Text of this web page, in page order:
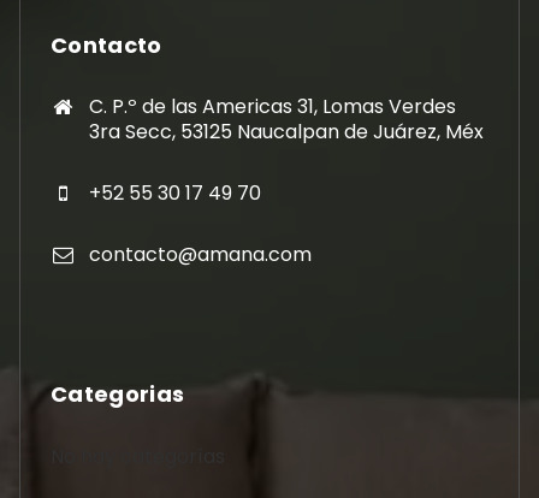
Contacto
C. P.º de las Americas 31, Lomas Verdes
3ra Secc, 53125 Naucalpan de Juárez, Méx
+52 55 30 17 49 70
contacto@amana.com
Categorias